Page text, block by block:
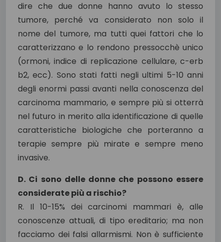
dire che due donne hanno avuto lo stesso
tumore, perché va considerato non solo il
nome del tumore, ma tutti quei fattori che lo
caratterizzano e lo rendono pressocchè unico
(ormoni, indice di replicazione cellulare, c-erb
b2, ecc). Sono stati fatti negli ultimi 5-10 anni
degli enormi passi avanti nella conoscenza del
carcinoma mammario, e sempre più si otterrà
nel futuro in merito alla identificazione di quelle
caratteristiche biologiche che porteranno a
terapie sempre più mirate e sempre meno
invasive.
D. Ci sono delle donne che possono essere
considerate più a rischio?
R. Il 10-15% dei carcinomi mammari è, alle
conoscenze attuali, di tipo ereditario; ma non
facciamo dei falsi allarmismi. Non è sufficiente